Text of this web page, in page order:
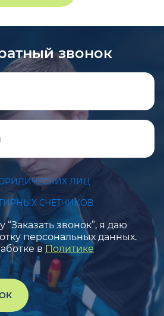
звонок
ЛИЦ
СЧЕТЧИКОВ
звонок”, я даю
персональных данных.
в Политике